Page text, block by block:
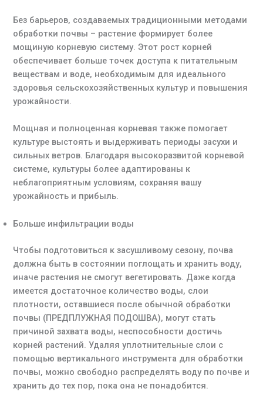
Без барьеров, создаваемых традиционными методами
обработки почвы – растение формирует более
мощиную корневую систему. Этот рост корней
обеспечивает больше точек доступа к питательным
веществам и воде, необходимым для идеального
здоровья сельскохозяйственных культур и повышения
урожайности.
Мощная и полноценная корневая также помогает
культуре выстоять и выдерживать периоды засухи и
сильных ветров. Благодаря высокоразвитой корневой
системе, культуры более адаптированы к
неблагоприятным условиям, сохраняя вашу
урожайность и прибыль.
Больше инфильтрации воды
Чтобы подготовиться к засушливому сезону, почва
должна быть в состоянии поглощать и хранить воду,
иначе растения не смогут вегетировать. Даже когда
имеется достаточное количество воды, слои
плотности, оставшиеся после обычной обработки
почвы (ПРЕДПЛУЖНАЯ ПОДОШВА), могут стать
причиной захвата воды, неспособности достичь
корней растений. Удаляя уплотнительные слои с
помощью вертикального инструмента для обработки
почвы, можно свободно распределять воду по почве и
хранить до тех пор, пока она не понадобится.